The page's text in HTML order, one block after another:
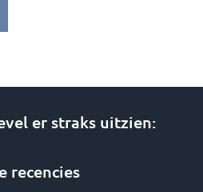
er straks uitzien:
recencies